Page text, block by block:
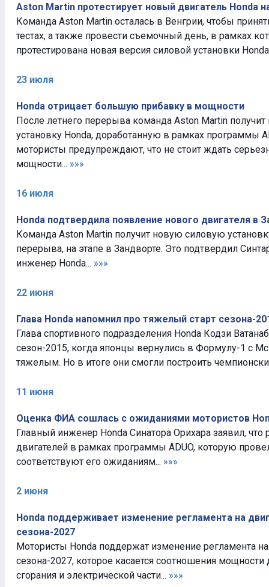
Aston Martin протестирует новый двигатель Honda
Команда Aston Martin осталась в Венгрии, чтобы
тестах, а также провести съемочный день, в рамках
протестирована новая версия силовой установки
23 июля
Honda отрицает большую прибавку в мощности
После летнего перерыва команда Aston Martin
установку Honda, доработанную в рамках программы
мотористы предупреждают, что не стоит ждать
мощности... »»»
16 июля
Honda подтвердила появление нового двигателя в
Команда Aston Martin получит новую силовую
перерыва, на этапе в Зандворте. Это подтвердил
инженер Honda... »»»
22 июня
Глава Honda напомнил про тяжелый старт сезона-
Глава спортивного подразделения Honda Кодзи
сезон-2015, когда японцы вернулись в Формулу-1 с
тяжелым. Но в итоге они смогли построить
11 июня
Оценка ФИА сошлась с ожиданиями мотористов
Главный инженер Honda Синатора Орихара заявил, что
двигателей в рамках программы ADUO, которую
соответствуют его ожиданиям... »»»
2 июня
Honda поддерживает изменение регламента на
сезона-2027
Мотористы Honda поддержат изменение регламента
сезона-2027, которое касается соотношения мощности
сгорания и электрической части... »»»